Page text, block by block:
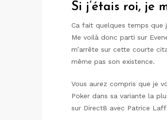
Si j’étais roi, je
Ca fait quelques temps que
Me voilà donc parti sur
m’arrête sur cette courte
même pas son existence.
Vous aurez compris que je
Poker dans sa variante la
sur Direct8 avec Patrice